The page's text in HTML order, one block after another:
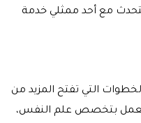
مع أحد ممثلي خدمة
التي تفتح المزيد من
العمل بتخصص علم النفس،